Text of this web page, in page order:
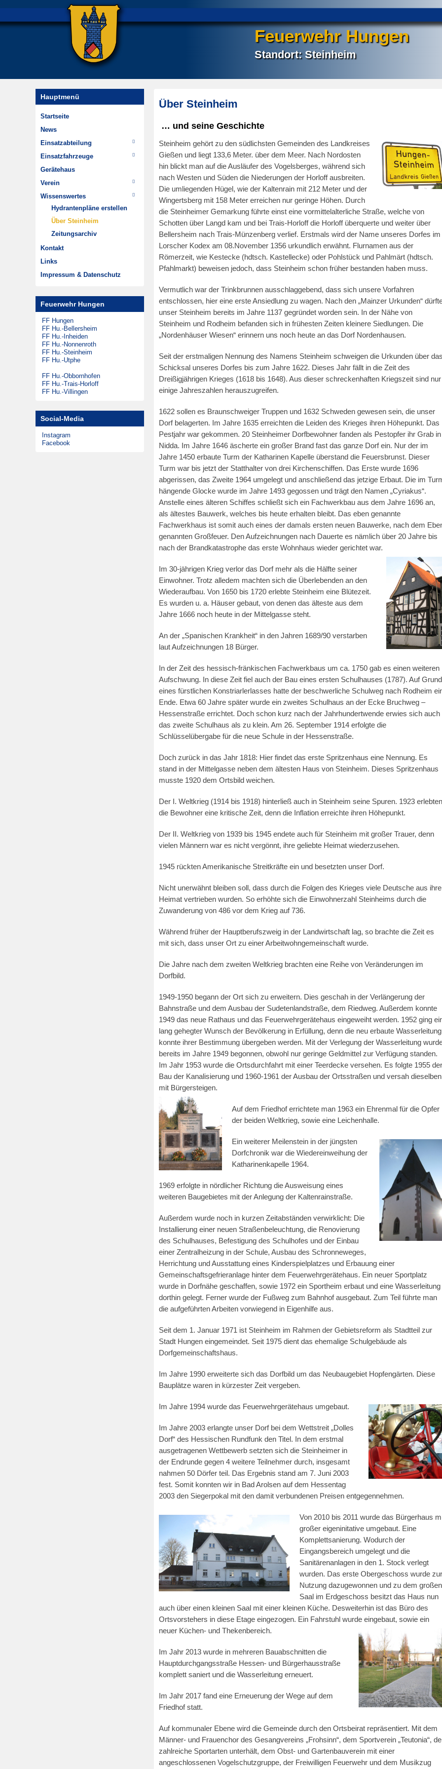
Feuerwehr Hungen
Standort: Steinheim
Über Steinheim
s
t
e
l
l
a
m
1
9
.
k
t
o
r
2
0
1
… und seine Geschichte
Steinheim gehört zu den südlichsten Gemeinden des Landkreises
Gießen und liegt 133,6 Meter. über dem Meer. Nach Nordosten
hin blickt man auf die Ausläufer des Vogelsberges, während sich
nach Westen und Süden die Niederungen der Horloff ausbreiten.
Die umliegenden Hügel, wie der Kaltenrain mit 212 Meter und der
Wingertsberg mit 158 Meter erreichen nur geringe Höhen. Durch
die Steinheimer Gemarkung führte einst eine vormittelalterliche Straße, welche von
Schotten über Langd kam und bei Trais-Horloff die Horloff überquerte und weiter über
Bellersheim nach Trais-Münzenberg verlief. Erstmals wird der Name unseres Dorfes im
Lorscher Kodex am 08.November 1356 urkundlich erwähnt. Flurnamen aus der
Römerzeit, wie Kestecke (hdtsch. Kastellecke) oder Pohlstück und Pahlmärt (hdtsch.
Pfahlmarkt) beweisen jedoch, dass Steinheim schon früher bestanden haben muss.
Vermutlich war der Trinkbrunnen ausschlaggebend, dass sich unsere Vorfahren
entschlossen, hier eine erste Ansiedlung zu wagen. Nach den „Mainzer Urkunden“
unser Steinheim bereits im Jahre 1137 gegründet worden sein. In der Nähe von
Steinheim und Rodheim befanden sich in frühesten Zeiten kleinere Siedlungen. Die
„Nordenhäuser Wiesen“ erinnern uns noch heute an das Dorf Nordenhausen.
Seit der erstmaligen Nennung des Namens Steinheim schweigen die Urkunden über
Schicksal unseres Dorfes bis zum Jahre 1622. Dieses Jahr fällt in die Zeit des
Dreißigjährigen Krieges (1618 bis 1648). Aus dieser schreckenhaften Kriegszeit sind nur
einige Jahreszahlen herauszugreifen.
1622 sollen es Braunschweiger Truppen und 1632 Schweden gewesen sein, die unser
Dorf belagerten. Im Jahre 1635 erreichten die Leiden des Krieges ihren Höhepunkt. Das
Pestjahr war gekommen. 20 Steinheimer Dorfbewohner fanden als Pestopfer ihr Grab in
Nidda. Im Jahre 1646 äscherte ein großer Brand fast das ganze Dorf ein. Nur der im
Jahre 1450 erbaute Turm der Katharinen Kapelle überstand die Feuersbrunst. Dieser
Turm war bis jetzt der Statthalter von drei Kirchenschiffen. Das Erste wurde 1696
abgerissen, das Zweite 1964 umgelegt und anschließend das jetzige Erbaut. Die im
hängende Glocke wurde im Jahre 1493 gegossen und trägt den Namen „Cyriakus“.
Anstelle eines älteren Schiffes schließt sich ein Fachwerkbau aus dem Jahre 1696 an,
als ältestes Bauwerk, welches bis heute erhalten bleibt. Das eben genannte
Fachwerkhaus ist somit auch eines der damals ersten neuen Bauwerke, nach dem
genannten Großfeuer. Den Aufzeichnungen nach Dauerte es nämlich über 20 Jahre bis
nach der Brandkatastrophe das erste Wohnhaus wieder gerichtet war.
Im 30-jährigen Krieg verlor das Dorf mehr als die Hälfte seiner
Einwohner. Trotz alledem machten sich die Überlebenden an den
Wiederaufbau. Von 1650 bis 1720 erlebte Steinheim eine Blütezeit.
Es wurden u. a. Häuser gebaut, von denen das älteste aus dem
Jahre 1666 noch heute in der Mittelgasse steht.
An der „Spanischen Krankheit“ in den Jahren 1689/90 verstarben
laut Aufzeichnungen 18 Bürger.
In der Zeit des hessisch-fränkischen Fachwerkbaus um ca. 1750 gab es einen weiteren
Aufschwung. In diese Zeit fiel auch der Bau eines ersten Schulhauses (1787). Auf Grund
eines fürstlichen Konstriarlerlasses hatte der beschwerliche Schulweg nach Rodheim
Ende. Etwa 60 Jahre später wurde ein zweites Schulhaus an der Ecke Bruchweg –
Hessenstraße errichtet. Doch schon kurz nach der Jahrhundertwende erwies sich auch
das zweite Schulhaus als zu klein. Am 26. September 1914 erfolgte die
Schlüsselübergabe für die neue Schule in der Hessenstraße.
Doch zurück in das Jahr 1818: Hier findet das erste Spritzenhaus eine Nennung. Es
stand in der Mittelgasse neben dem ältesten Haus von Steinheim. Dieses Spritzenhaus
musste 1920 dem Ortsbild weichen.
Der I. Weltkrieg (1914 bis 1918) hinterließ auch in Steinheim seine Spuren. 1923 erlebten
die Bewohner eine kritische Zeit, denn die Inflation erreichte ihren Höhepunkt.
Der II. Weltkrieg von 1939 bis 1945 endete auch für Steinheim mit großer Trauer, denn
vielen Männern war es nicht vergönnt, ihre geliebte Heimat wiederzusehen.
1945 rückten Amerikanische Streitkräfte ein und besetzten unser Dorf.
Nicht unerwähnt bleiben soll, dass durch die Folgen des Krieges viele Deutsche aus
Heimat vertrieben wurden. So erhöhte sich die Einwohnerzahl Steinheims durch die
Zuwanderung von 486 vor dem Krieg auf 736.
Während früher der Hauptberufszweig in der Landwirtschaft lag, so brachte die Zeit es
mit sich, dass unser Ort zu einer Arbeitwohngemeinschaft wurde.
Die Jahre nach dem zweiten Weltkrieg brachten eine Reihe von Veränderungen im
Dorfbild.
1949-1950 begann der Ort sich zu erweitern. Dies geschah in der Verlängerung der
Bahnstraße und dem Ausbau der Sudetenlandstraße, dem Riedweg. Außerdem konnte
1949 das neue Rathaus und das Feuerwehrgerätehaus eingeweiht werden. 1952 ging
lang gehegter Wunsch der Bevölkerung in Erfüllung, denn die neu erbaute Wasserleitung
konnte ihrer Bestimmung übergeben werden. Mit der Verlegung der Wasserleitung
bereits im Jahre 1949 begonnen, obwohl nur geringe Geldmittel zur Verfügung standen.
Im Jahr 1953 wurde die Ortsdurchfahrt mit einer Teerdecke versehen. Es folgte 1955 der
Bau der Kanalisierung und 1960-1961 der Ausbau der Ortsstraßen und versah dieselben
mit Bürgersteigen.
Auf dem Friedhof errichtete man 1963 ein Ehrenmal für die Opfer
der beiden Weltkrieg, sowie eine Leichenhalle.
Ein weiterer Meilenstein in der jüngsten
Dorfchronik war die Wiedereinweihung der
Katharinenkapelle 1964.
1969 erfolgte in nördlicher Richtung die Ausweisung eines
weiteren Baugebietes mit der Anlegung der Kaltenrainstraße.
Außerdem wurde noch in kurzen Zeitabständen verwirklicht: Die
Installierung einer neuen Straßenbeleuchtung, die Renovierung
des Schulhauses, Befestigung des Schulhofes und der Einbau
einer Zentralheizung in der Schule, Ausbau des Schronneweges,
Herrichtung und Ausstattung eines Kinderspielplatzes und Erbauung einer
Gemeinschaftsgefrieranlage hinter dem Feuerwehrgerätehaus. Ein neuer Sportplatz
wurde in Dorfnähe geschaffen, sowie 1972 ein Sportheim erbaut und eine Wasserleitung
dorthin gelegt. Ferner wurde der Fußweg zum Bahnhof ausgebaut. Zum Teil führte man
die aufgeführten Arbeiten vorwiegend in Eigenhilfe aus.
Seit dem 1. Januar 1971 ist Steinheim im Rahmen der Gebietsreform als Stadtteil zur
Stadt Hungen eingemeindet. Seit 1975 dient das ehemalige Schulgebäude als
Dorfgemeinschaftshaus.
Im Jahre 1990 erweiterte sich das Dorfbild um das Neubaugebiet Hopfengärten. Diese
Bauplätze waren in kürzester Zeit vergeben.
Im Jahre 1994 wurde das Feuerwehrgerätehaus umgebaut.
Im Jahre 2003 erlangte unser Dorf bei dem Wettstreit „Dolles
Dorf“ des Hessischen Rundfunk den Titel. In dem erstmal
ausgetragenen Wettbewerb setzten sich die Steinheimer in
der Endrunde gegen 4 weitere Teilnehmer durch, insgesamt
nahmen 50 Dörfer teil. Das Ergebnis stand am 7. Juni 2003
fest. Somit konnten wir in Bad Arolsen auf dem Hessentag
2003 den Siegerpokal mit den damit verbundenen Preisen entgegennehmen.
Von 2010 bis 2011 wurde das Bürgerhaus
großer eigeninitative umgebaut. Eine
Komplettsanierung. Wodurch der
Eingangsbereich umgelegt und die
Sanitärenanlagen in den 1. Stock verlegt
wurden. Das erste Obergeschoss wurde zur
Nutzung dazugewonnen und zu dem großen
Saal im Erdgeschoss besitzt das Haus nun
auch über einen kleinen Saal mit einer kleinen Küche. Desweiterhin ist das Büro des
Ortsvorstehers in diese Etage eingezogen. Ein Fahrstuhl wurde eingebaut, sowie ein
neuer Küchen- und Thekenbereich.
Im Jahr 2013 wurde in mehreren Bauabschnitten die
Hauptdurchgangsstraße Hessen- und Bürgerhausstraße
komplett saniert und die Wasserleitung erneuert.
Im Jahr 2017 fand eine Erneuerung der Wege auf dem
Friedhof statt.
Auf kommunaler Ebene wird die Gemeinde durch den Ortsbeirat repräsentiert. Mit dem
Männer- und Frauenchor des Gesangvereins „Frohsinn“, dem Sportverein „Teutonia“,
zahlreiche Sportarten unterhält, dem Obst- und Gartenbauverein mit einer
angeschlossenen Vogelschutzgruppe, der Freiwilligen Feuerwehr und dem Musikzug
Hauptmenü
Startseite
News
Einsatzabteilung
Einsätze
Wehrführung
Im Wandel der Zeit
Highlights
Dienstplan
Einsatzfahrzeuge
TSF-W
MTW
Gerätehaus
Verein
Chronik
Jugendfeuerwehr
Minifeuerwehr
Musikzug
Theatergruppen
Steinheimer Tag
Förderkreis
Wissenswertes
Hydrantenpläne erstellen
Über Steinheim
Zeitungsarchiv
Kontakt
Links
Impressum & Datenschutz
Feuerwehr Hungen
FF Hungen
FF Hu.-Bellersheim
FF Hu.-Inheiden
FF Hu.-Nonnenroth
FF Hu.-Steinheim
FF Hu.-Utphe
FF Hu.-Obbornhofen
FF Hu.-Trais-Horloff
FF Hu.-Villingen
Social-Media
Instagram
Facebook